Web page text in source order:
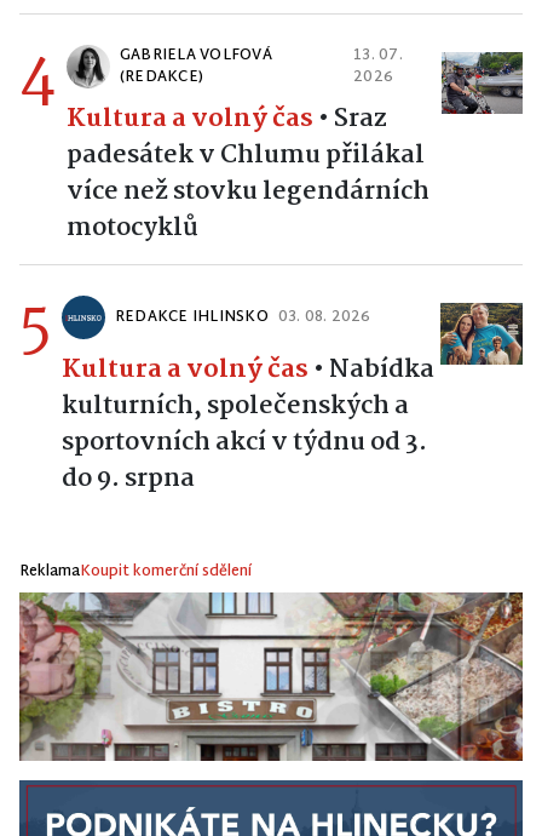
4
GABRIELA VOLFOVÁ
(REDAKCE)
13. 07.
2026
Kultura a volný čas • Sraz
padesátek v Chlumu přilákal
více než stovku legendárních
motocyklů
5 REDAKCE IHLINSKO 03. 08. 2026
Kultura a volný čas • Nabídka
kulturních, společenských a
sportovních akcí v týdnu od 3.
do 9. srpna
ReklamaKoupit komerční sdělení